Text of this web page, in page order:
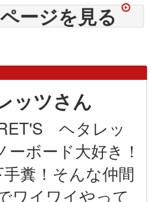
ージを見る
ッツさん
ヘタレッ
ーボード大好き！
糞！そんな仲間
ワイワイやって